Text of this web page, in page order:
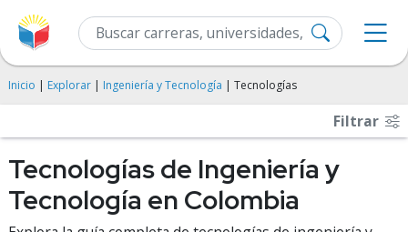
Inicio | Explorar | Ingeniería y Tecnología | Tecnologías
Filtrar
Tecnologías de Ingeniería y
Tecnología en Colombia